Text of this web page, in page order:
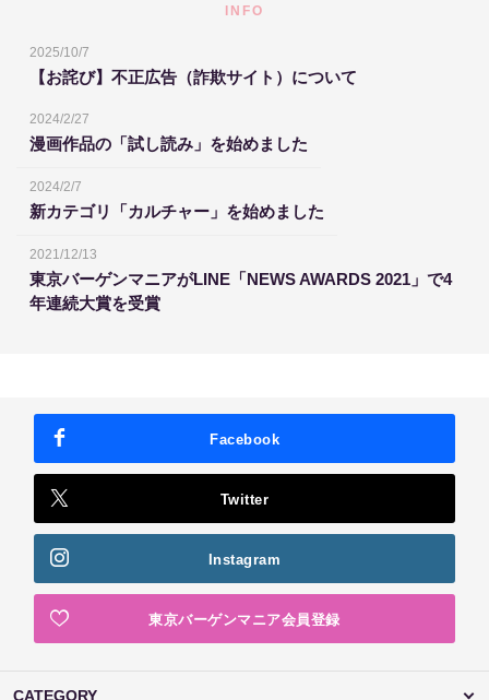
INFO
2025/10/7
【お詫び】不正広告（詐欺サイト）について
2024/2/27
漫画作品の「試し読み」を始めました
2024/2/7
新カテゴリ「カルチャー」を始めました
2021/12/13
東京バーゲンマニアがLINE「NEWS AWARDS 2021」で4
年連続大賞を受賞
Facebook
Twitter
Instagram
東京バーゲンマニア会員登録
CATEGORY